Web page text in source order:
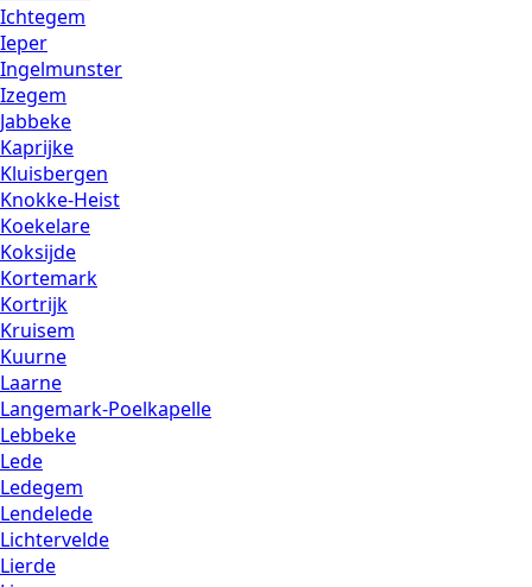
Ichtegem
Ieper
Ingelmunster
Izegem
Jabbeke
Kaprijke
Kluisbergen
Knokke-Heist
Koekelare
Koksijde
Kortemark
Kortrijk
Kruisem
Kuurne
Laarne
Langemark-Poelkapelle
Lebbeke
Lede
Ledegem
Lendelede
Lichtervelde
Lierde